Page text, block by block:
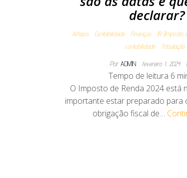
declarar?
Artigos Contabilidade Finanças IR (Imposto
contabilidade
Tributação
Por ADMIN fevereiro 1, 2024
Tempo de leitura 6
O Imposto de Renda 2024 está
importante estar preparado para
obrigação fiscal de…